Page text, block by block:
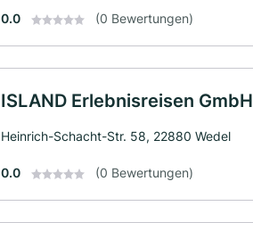
0.0 (0 Bewertungen)
ISLAND Erlebnisreisen GmbH
Heinrich-Schacht-Str. 58, 22880 Wedel
0.0 (0 Bewertungen)